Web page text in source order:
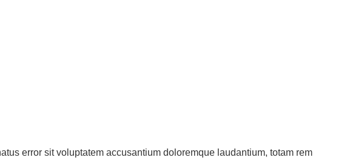
error sit voluptatem accusantium doloremque laudantium, totam rem